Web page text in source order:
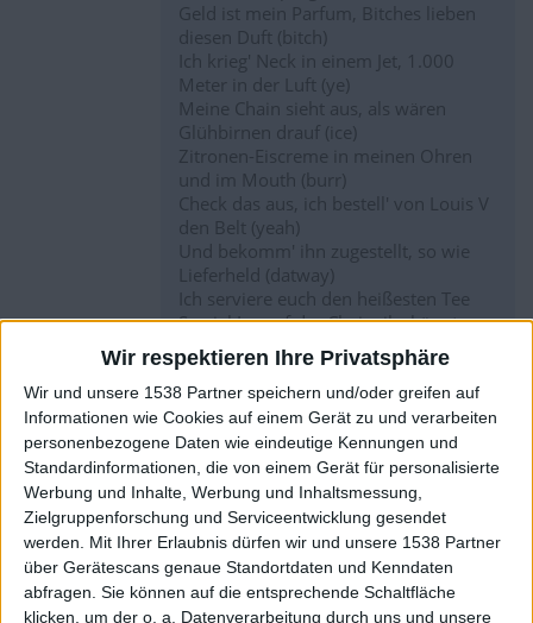
Wir respektieren Ihre Privatsphäre
Wir und unsere 1538 Partner speichern und/oder greifen auf
Informationen wie Cookies auf einem Gerät zu und verarbeiten
personenbezogene Daten wie eindeutige Kennungen und
Standardinformationen, die von einem Gerät für personalisierte
Werbung und Inhalte, Werbung und Inhaltsmessung,
Zielgruppenforschung und Serviceentwicklung gesendet
werden.
Mit Ihrer Erlaubnis dürfen wir und unsere 1538 Partner
über Gerätescans genaue Standortdaten und Kenndaten
abfragen. Sie können auf die entsprechende Schaltfläche
klicken, um der o. a. Datenverarbeitung durch uns und unsere
Geld ist mein Parfum, Bitches lieben
diesen Duft (bitch)
Ich krieg' Neck in einem Jet, 1.000
Meter in der Luft (ye)
Meine Chain sieht aus, als wären
Glühbirnen drauf (ice)
Zitronen-Eiscreme in meinen Ohren
und im Mouth (burr)
Check das aus, ich bestell' von Louis V
den Belt (yeah)
Und bekomm' ihn zugestellt, so wie
Lieferheld (datway)
Ich serviere euch den heißesten Tee
So viel Ice auf der Chain, ihr könnt
Eislaufen gehen (ice)
Niemand dort am Corner hat Swagger
like me
Ich hab' eine Broke-Bitch-Corny-Hitta-
Allergie
Ich hab' ein Haus in Monte Carlo
Ich hab' den Belt von Ferragamo
Ich bin connected in Chicago
Ich hab' Juice, so wie Pago
Diese fuck Hittas kriegen keinen Check
Diese broke Bitches geben mir Neck
(gimme dat)